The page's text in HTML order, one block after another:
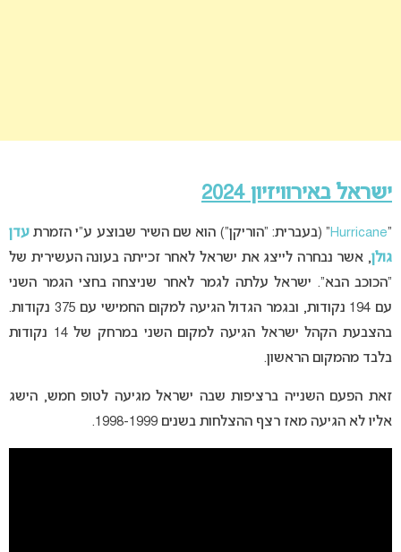
ישראל באירוויזיון 2024
“
Hurricane” (בעברית: “הוריקן”) הוא שם השיר שבוצע ע”י הזמרת עדן
גולן, אשר נבחרה לייצג את ישראל לאחר זכייתה בעונה העשירית של
“הכוכב הבא”. ישראל עלתה לגמר לאחר שניצחה בחצי הגמר השני
עם 194 נקודות, ובגמר הגדול הגיעה למקום החמישי עם 375 נקודות.
בהצבעת הקהל ישראל הגיעה למקום השני במרחק של 14 נקודות
בלבד מהמקום הראשון.
זאת הפעם השנייה ברציפות שבה ישראל מגיעה לטופ חמש, הישג
אליו לא הגיעה מאז רצף ההצלחות בשנים 1998-1999.